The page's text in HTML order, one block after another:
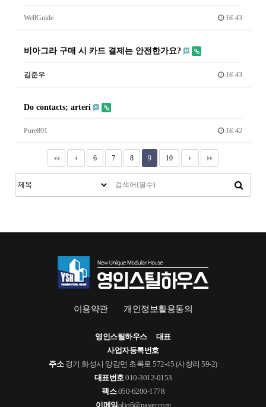
WellGuide 16:43
비아그라 구매 시 카드 결제는 안전한가요?
김준우 16:43
Do contacts; arteri
Pure891 16:42
6 7 8 9 10
이용약관 개인정보활용동의
영인스틸하우스
대표
사업자등록번호
주소경기 화성시 양감면 초록로 572-45 (사창리 59-2)
대표번호010-3012-0153
팩스050-6200-1778
이메일 oljo6@naver.com